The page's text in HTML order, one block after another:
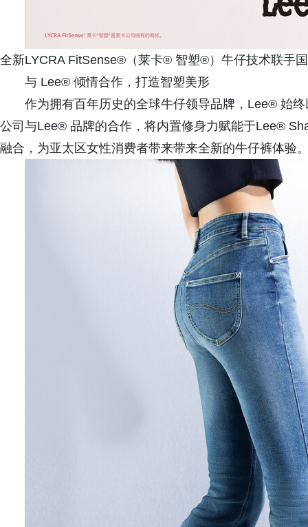
全新LYCRA FitSense®（莱卡® 智塑®）牛仔技术联手
与 Lee® 倾情合作，打造智塑美形
作为拥有百年历史的全球牛仔领导品牌，Lee® 始
公司与Lee® 品牌的合作，将内置修身力赋能于Lee®
融合，为亚太区女性消费者带来带来全新的牛仔裤体验